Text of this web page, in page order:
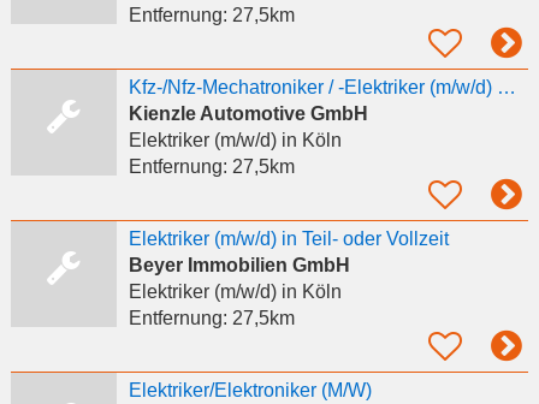
Entfernung: 27,5km
Kfz-/Nfz-Mechatroniker / -Elektriker (m/w/d) Standort Köln mit regionalem Einsatz
Kienzle Automotive GmbH
Elektriker (m/w/d)in Köln
Entfernung: 27,5km
Elektriker (m/w/d) in Teil- oder Vollzeit
Beyer Immobilien GmbH
Elektriker (m/w/d)in Köln
Entfernung: 27,5km
Elektriker/Elektroniker (M/W)